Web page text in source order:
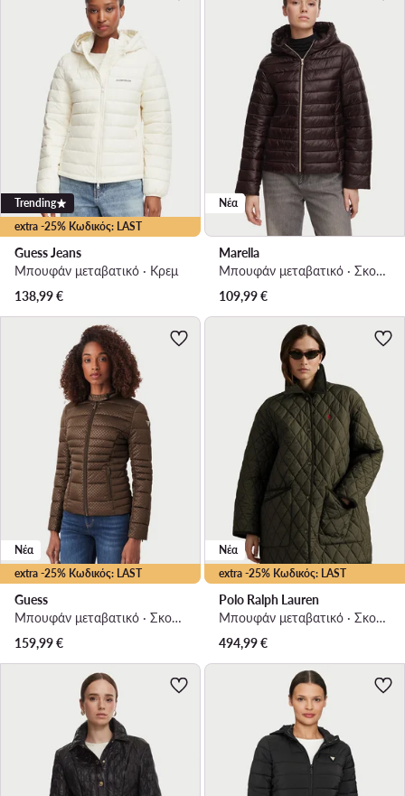
extra -25% Κωδικός: LAST
Trending
Guess Jeans
Μπουφάν μεταβατικό · Κρεμ
138,99€
Νέα
Marella
Μπουφάν μεταβατικό · Σκούρο καφέ
109,99€
extra -25% Κωδικός: LAST
Νέα
Guess
Μπουφάν μεταβατικό · Σκούρο καφέ
159,99€
extra -25% Κωδικός: LAST
Νέα
Polo Ralph Lauren
Μπουφάν μεταβατικό · Σκούρο πράσινο
494,99€